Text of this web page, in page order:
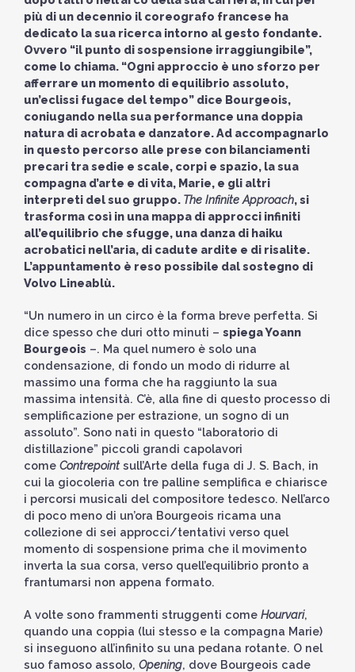
più di un decennio il coreografo francese ha
dedicato la sua ricerca intorno al gesto fondante.
Ovvero “il punto di sospensione irraggiungibile”,
come lo chiama. “Ogni approccio è uno sforzo per
afferrare un momento di equilibrio assoluto,
un’eclissi fugace del tempo” dice Bourgeois,
coniugando nella sua performance una doppia
natura di acrobata e danzatore. Ad accompagnarlo
in questo percorso alle prese con bilanciamenti
precari tra sedie e scale, corpi e spazio, la sua
compagna d’arte e di vita, Marie, e gli altri
interpreti del suo gruppo. The Infinite Approach, si
trasforma così in una mappa di approcci infiniti
all’equilibrio che sfugge, una danza di haiku
acrobatici nell’aria, di cadute ardite e di risalite.
L’appuntamento è reso possibile dal sostegno di
Volvo Lineablù.
“Un numero in un circo è la forma breve perfetta. Si
dice spesso che duri otto minuti – spiega Yoann
Bourgeois –. Ma quel numero è solo una
condensazione, di fondo un modo di ridurre al
massimo una forma che ha raggiunto la sua
massima intensità. C’è, alla fine di questo processo di
semplificazione per estrazione, un sogno di un
assoluto”. Sono nati in questo “laboratorio di
distillazione” piccoli grandi capolavori
come Contrepointsull’Arte della fuga di J. S. Bach, in
cui la giocoleria con tre palline semplifica e chiarisce
i percorsi musicali del compositore tedesco. Nell’arco
di poco meno di un’ora Bourgeois ricama una
collezione di sei approcci/tentativi verso quel
momento di sospensione prima che il movimento
inverta la sua corsa, verso quell’equilibrio pronto a
frantumarsi non appena formato.
A volte sono frammenti struggenti come Hourvari,
quando una coppia (lui stesso e la compagna Marie)
si inseguono all’infinito su una pedana rotante. O nel
suo famoso assolo, Opening, dove Bourgeois cade